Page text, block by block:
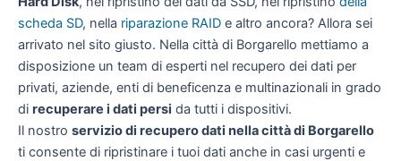
scheda SD, nella riparazione RAID e altro ancora? Allora sei
arrivato nel sito giusto. Nella città di Borgarello mettiamo a
disposizione un team di esperti nel recupero dei dati per
privati, aziende, enti di beneficenza e multinazionali in grado
di recuperare i dati persi da tutti i dispositivi.
Il nostro servizio di recupero dati nella città di Borgarello
ti consente di ripristinare i tuoi dati anche in casi urgenti e